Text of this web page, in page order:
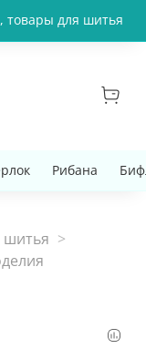
товары для шитья
Рибана
шитья